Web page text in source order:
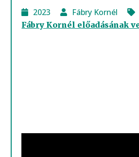
2023 Fábry Kornél
Fábry Kornél előadásának